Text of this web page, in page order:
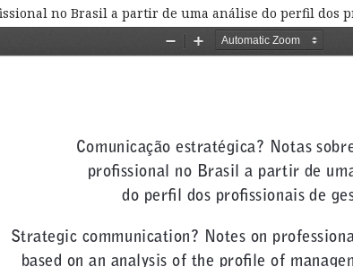
no Brasil a partir de uma análise do perfil dos